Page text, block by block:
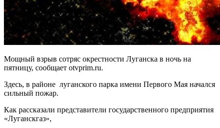
Мощный взрыв сотряс окрестности Луганска в ночь на
пятницу, сообщает otvprim.ru.
Здесь, в районе луганского парка имени Первого Мая начался
сильный пожар.
Как рассказали представители государственного предприятия
«Луганскгаз»,